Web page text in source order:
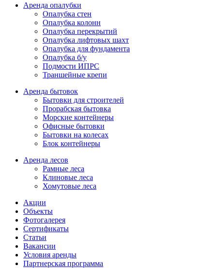
Аренда опалубки
Опалубка стен
Опалубка колонн
Опалубка перекрытий
Опалубка лифтовых шахт
Опалубка для фундамента
Опалубка б/у
Подмости ИПРС
Траншейные крепи
Аренда бытовок
Бытовки для строителей
Прорабская бытовка
Морские контейнеры
Офисные бытовки
Бытовки на колесах
Блок контейнеры
Аренда лесов
Рамные леса
Клиновые леса
Хомутовые леса
Акции
Объекты
Фотогалерея
Сертификаты
Статьи
Вакансии
Условия аренды
Партнерская программа